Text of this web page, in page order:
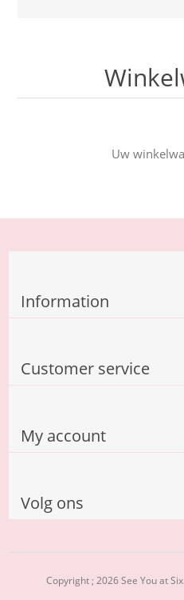
Uw
Information
Customer service
My account
Volg ons
Copyright ; 2026 See You at